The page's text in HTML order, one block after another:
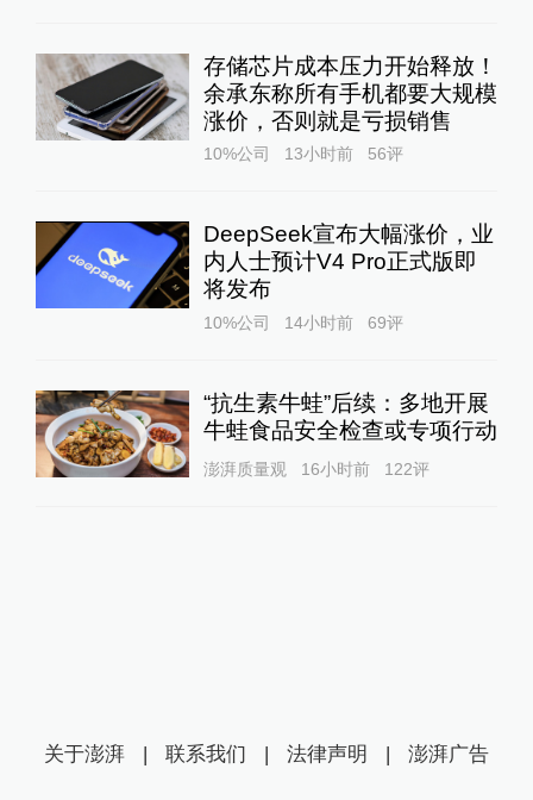
存储芯片成本压力开始释放！
余承东称所有手机都要大规模
涨价，否则就是亏损销售
10%公司 13小时前 56评
DeepSeek宣布大幅涨价，业
内人士预计V4 Pro正式版即
将发布
10%公司 14小时前 69评
“抗生素牛蛙”后续：多地开展
牛蛙食品安全检查或专项行动
澎湃质量观 16小时前 122评
关于澎湃 | 联系我们 | 法律声明 | 澎湃广告